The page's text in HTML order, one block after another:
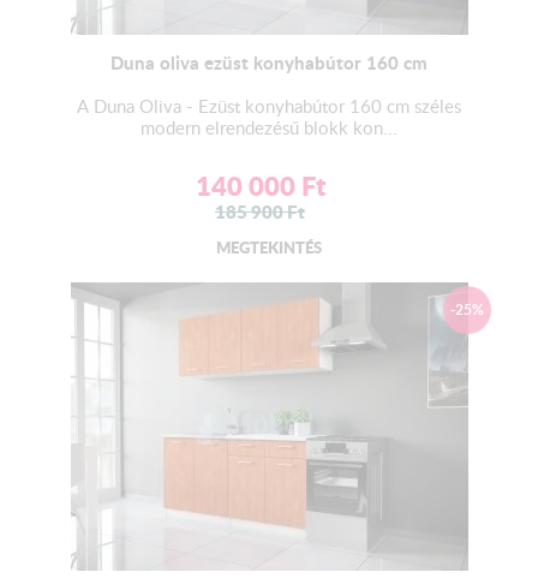
Duna oliva ezüst konyhabútor 160 cm
A Duna Oliva - Ezüst konyhabútor 160 cm széles
modern elrendezésű blokk kon...
140 000 Ft
185 900Ft
MEGTEKINTÉS
-25%